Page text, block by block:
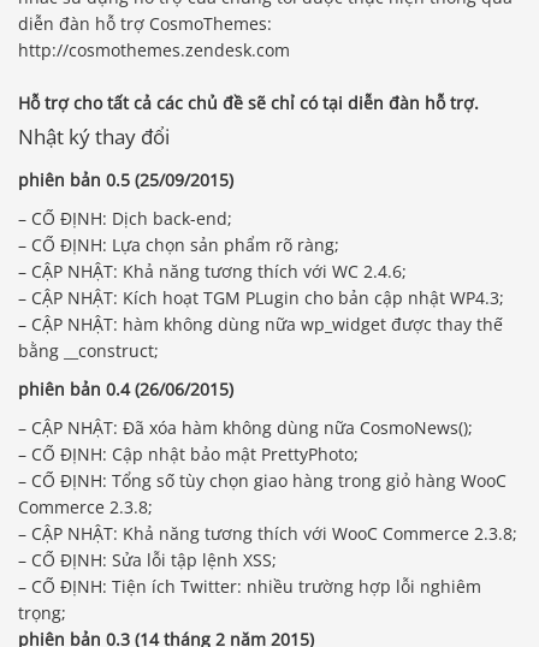
diễn đàn hỗ trợ CosmoThemes:
http://cosmothemes.zendesk.com
Hỗ trợ cho tất cả các chủ đề sẽ chỉ có tại diễn đàn hỗ trợ.
Nhật ký thay đổi
phiên bản 0.5 (25/09/2015)
– CỐ ĐỊNH: Dịch back-end;
– CỐ ĐỊNH: Lựa chọn sản phẩm rõ ràng;
– CẬP NHẬT: Khả năng tương thích với WC 2.4.6;
– CẬP NHẬT: Kích hoạt TGM PLugin cho bản cập nhật WP4.3;
– CẬP NHẬT: hàm không dùng nữa wp_widget được thay thế
bằng __construct;
phiên bản 0.4 (26/06/2015)
– CẬP NHẬT: Đã xóa hàm không dùng nữa CosmoNews();
– CỐ ĐỊNH: Cập nhật bảo mật PrettyPhoto;
– CỐ ĐỊNH: Tổng số tùy chọn giao hàng trong giỏ hàng WooC
Commerce 2.3.8;
– CẬP NHẬT: Khả năng tương thích với WooC Commerce 2.3.8;
– CỐ ĐỊNH: Sửa lỗi tập lệnh XSS;
– CỐ ĐỊNH: Tiện ích Twitter: nhiều trường hợp lỗi nghiêm
trọng;
phiên bản 0.3 (14 tháng 2 năm 2015)